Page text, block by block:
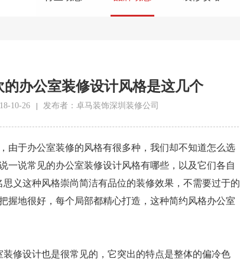
办公室装修设计风格是这几个
10-26 发布者：卓马装饰深圳装修公司
于办公室装修的风格有很多种，我们却不知道怎么选
一说常见的办公室装修设计风格有哪些，以及它们各自
这种风格崇尚简洁有品位的装修效果，不需要过于的
握地很好，每个局部都精心打造，这种简约风格办公室
设计也是很常见的，它突出的特点是整体的偏冷色